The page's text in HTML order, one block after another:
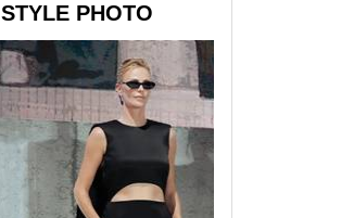
STYLE PHOTO